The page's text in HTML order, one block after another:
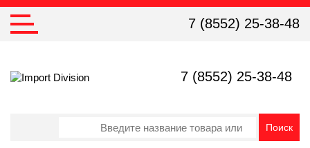
7 (8552) 25-38-48
7 (8552) 25-38-48